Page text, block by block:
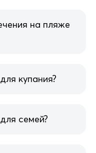
на пляже
купания?
семей?